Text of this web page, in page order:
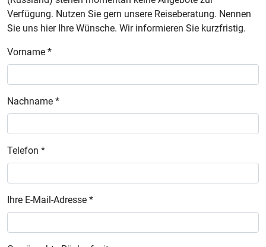
Verfügung. Nutzen Sie gern unsere Reiseberatung. Nennen
Sie uns hier Ihre Wünsche. Wir informieren Sie kurzfristig.
Vorname *
Nachname *
Telefon *
Ihre E-Mail-Adresse *